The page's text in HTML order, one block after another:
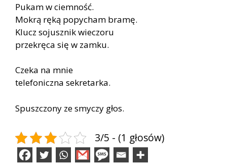
Pukam w ciemność.
Mokrą ręką popycham bramę.
Klucz sojusznik wieczoru
przekręca się w zamku.
Czeka na mnie
telefoniczna sekretarka.
Spuszczony ze smyczy głos.
3/5 - (1 głosów)